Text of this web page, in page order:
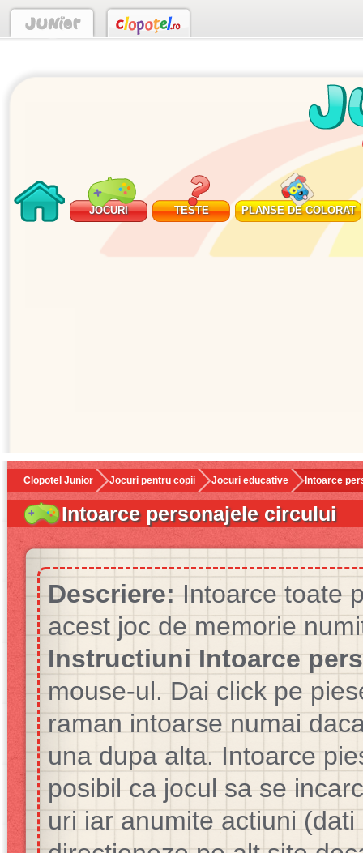
JOCURI TESTE PLANSE DE COLORAT
Clopotel Junior Jocuri pentru copii Jocuri educative Intoarce
Intoarce personajele circului
Descriere: Intoarce toate
acest joc de memorie
Instructiuni Intoarce
mouse-ul. Dai click pe
raman intoarse numai
una dupa alta. Intoarce
posibil ca jocul sa se
uri iar anumite actiuni